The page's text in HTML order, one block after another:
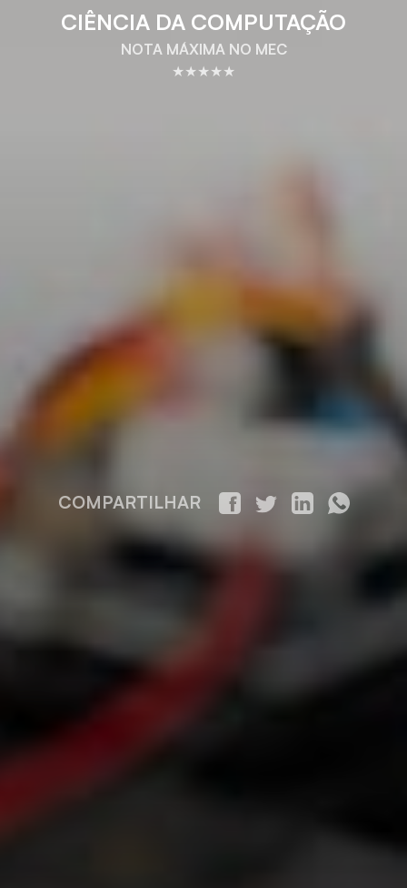
CIÊNCIA DA COMPUTAÇÃO
NOTA MÁXIMA NO MEC
★★★★★
COMPARTILHAR